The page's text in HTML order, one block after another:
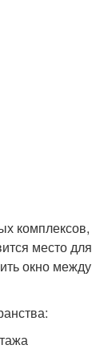
комплексов,
место для
окно между